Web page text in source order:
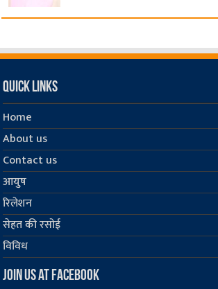
Quick Links
Home
About us
Contact us
आयुष
रिलेशन
सेहत की रसोई
विविध
Join us at Facebook